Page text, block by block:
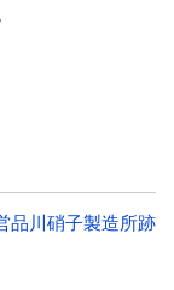
品川硝子製造所跡